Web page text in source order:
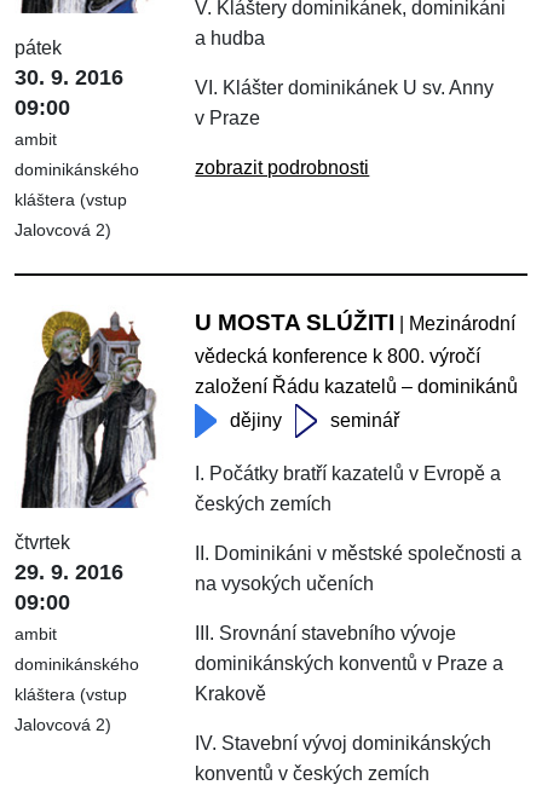
pátek
30. 9. 2016
09:00
ambit
dominikánského
kláštera (vstup
Jalovcová 2)
V. Kláštery dominikánek, dominikáni
a hudba
VI. Klášter dominikánek U sv. Anny
v Praze
zobrazit podrobnosti
čtvrtek
29. 9. 2016
09:00
ambit
dominikánského
kláštera (vstup
Jalovcová 2)
U MOSTA SLÚŽITI | Mezinárodní
vědecká konference k 800. výročí
založení Řádu kazatelů – dominikánů
dějiny
seminář
I. Počátky bratří kazatelů v Evropě a
českých zemích
II. Dominikáni v městské společnosti a
na vysokých učeních
III. Srovnání stavebního vývoje
dominikánských konventů v Praze a
Krakově
IV. Stavební vývoj dominikánských
konventů v českých zemích